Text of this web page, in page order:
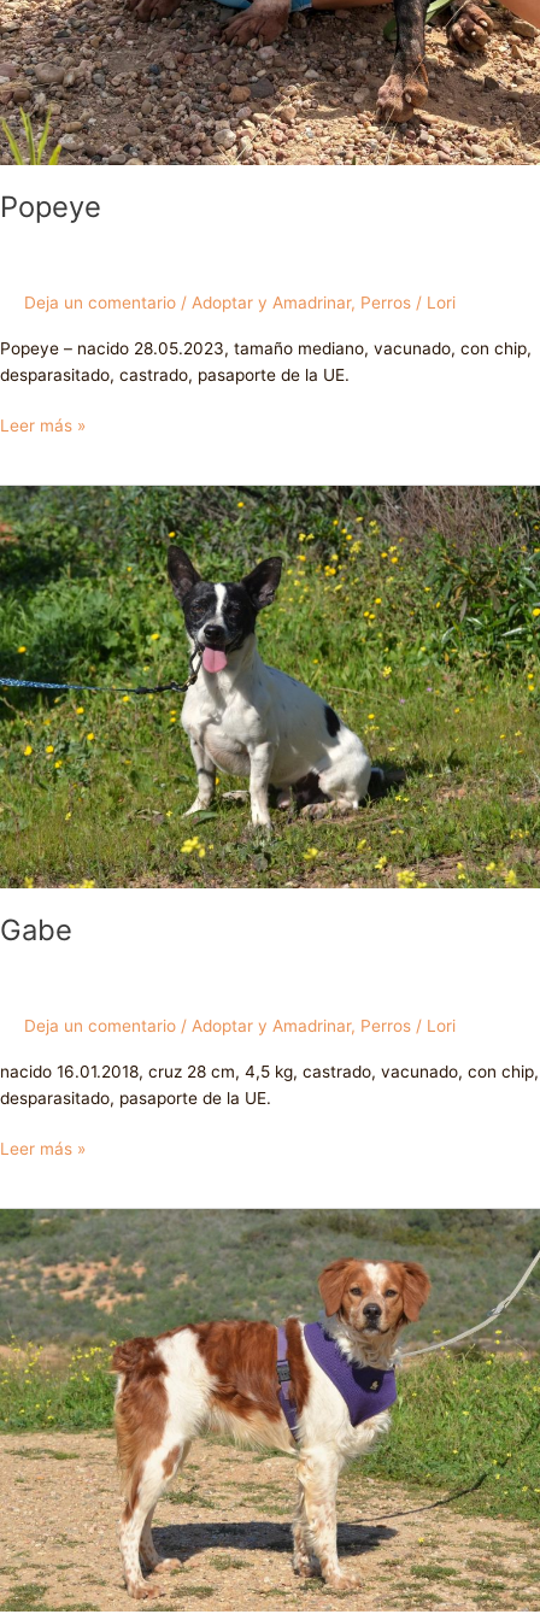
Popeye
Deja un comentario / Adoptar y Amadrinar, Perros / Lori
Popeye – nacido 28.05.2023, tamaño mediano, vacunado, con chip,
desparasitado, castrado, pasaporte de la UE.
Leer más »
Gabe
Deja un comentario / Adoptar y Amadrinar, Perros / Lori
nacido 16.01.2018, cruz 28 cm, 4,5 kg, castrado, vacunado, con chip,
desparasitado, pasaporte de la UE.
Gabe
Leer más »
Rolo